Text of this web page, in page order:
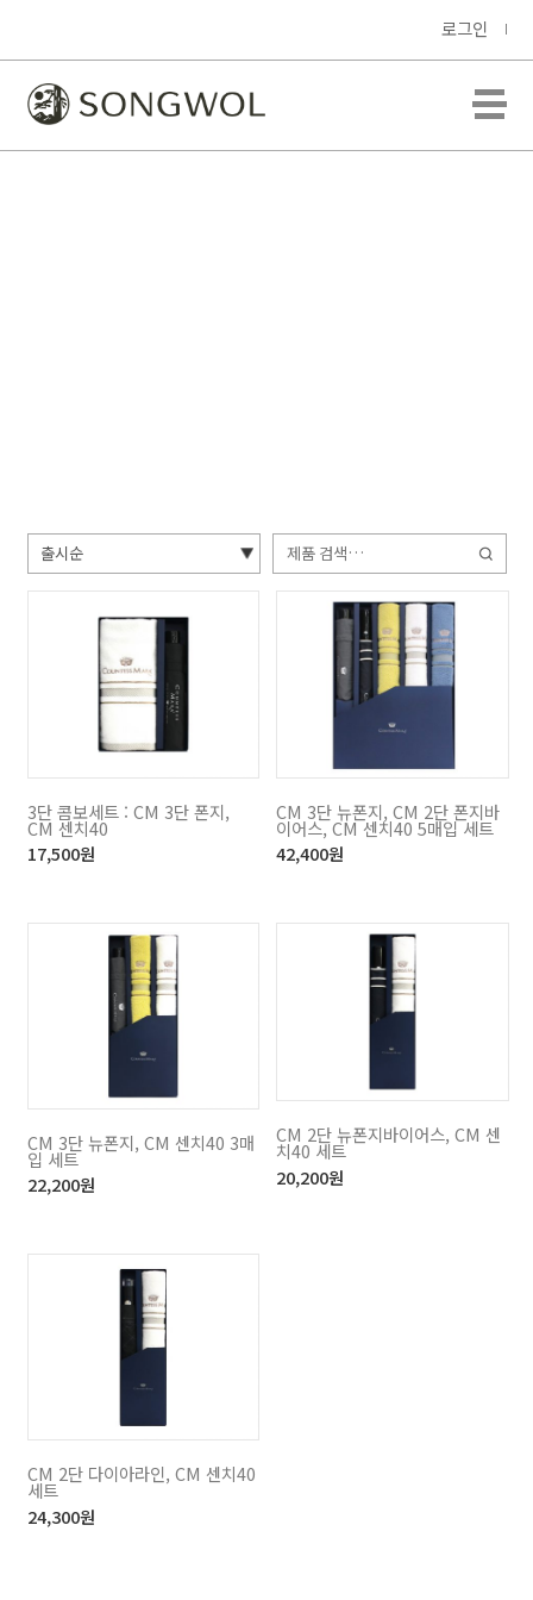
로그인
검
색:
3단 콤보세트 : CM 3단 폰지,
CM 센치40
17,500원
CM 3단 뉴폰지, CM 2단 폰지바
이어스, CM 센치40 5매입 세트
42,400원
CM 3단 뉴폰지, CM 센치40 3매
입 세트
22,200원
CM 2단 뉴폰지바이어스, CM 센
치40 세트
20,200원
CM 2단 다이아라인, CM 센치40
세트
24,300원